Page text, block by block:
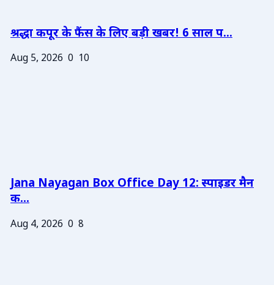
श्रद्धा कपूर के फैंस के लिए बड़ी खबर! 6 साल प...
Aug 5, 2026 0 10
Jana Nayagan Box Office Day 12: स्पाइडर मैन
क...
Aug 4, 2026 0 8